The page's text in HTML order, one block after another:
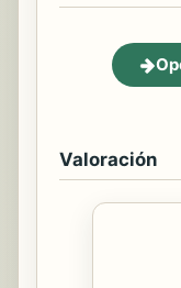
Valoración